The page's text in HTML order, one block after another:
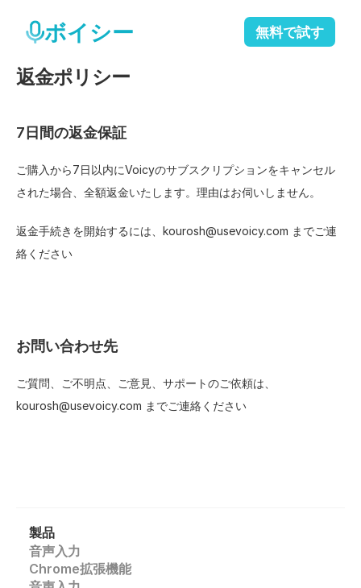
ボイシー 無料で試す
返金ポリシー
7日間の返金保証
ご購入から7日以内にVoicyのサブスクリプションをキャンセル
された場合、全額返金いたします。理由はお伺いしません。
返金手続きを開始するには、kourosh@usevoicy.com までご連
絡ください
お問い合わせ先
ご質問、ご不明点、ご意見、サポートのご依頼は、
kourosh@usevoicy.com までご連絡ください
製品
音声入力
Chrome拡張機能